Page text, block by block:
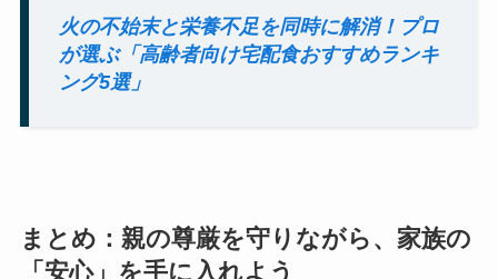
火の不始末と栄養不足を同時に解消！プロ
が選ぶ「高齢者向け宅配食おすすめランキ
ング5選」
まとめ：親の尊厳を守りながら、家族の
「安心」を手に入れよう